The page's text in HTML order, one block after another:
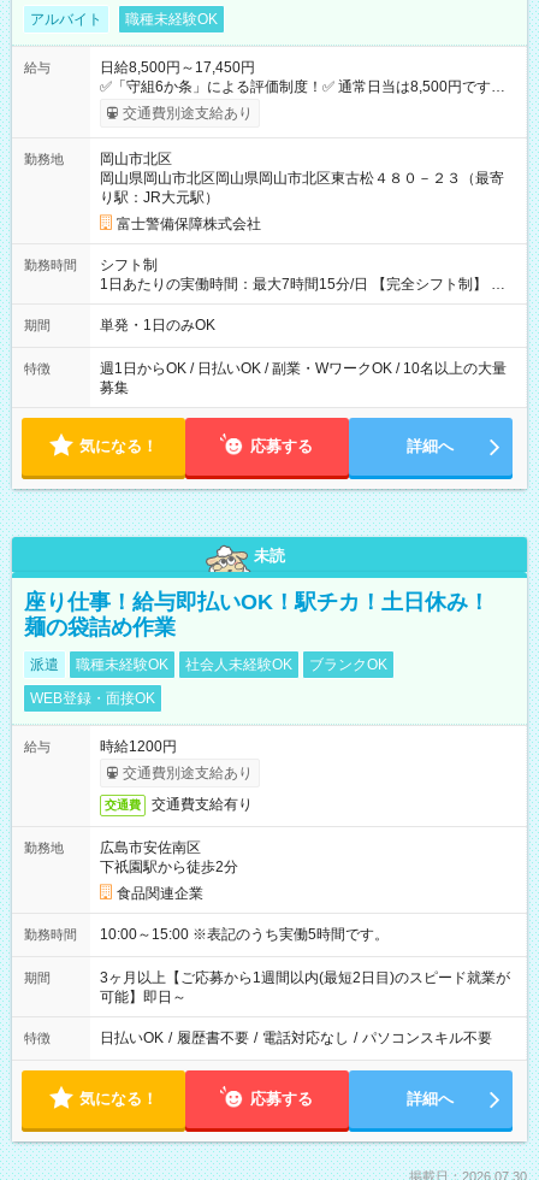
アルバイト 職種未経験OK
給与
日給8,500円～17,450円
✅「守組6か条」による評価制度！✅ 通常日当は8,500円ですが
上記評価制度により「S級隊員」と認定されれば10,000円の日当
を支給します。 (1)上記勤務者が交通2級資格者の場合10,000円
14,375円 (3)上記現場が日祝深夜の場合 17,250円 (4)上記勤務
者が現場までの運転者の場合17,250+200円＝17,450円 -----------
------------------------------- *最高日当額 17,450円* ---------------------
--------------------- より上位の資格取得やリーダー手当を取得する
と ”さらに”加算されます！ ※日当支給時振込手数料等は一切あ
交通費別途支給あり
勤務地
岡山市北区
岡山県岡山市北区岡山県岡山市北区東古松４８０－２３（最寄
り駅：JR大元駅）
富士警備保障株式会社
勤務時間
シフト制
1日あたりの実働時間：最大7時間15分/日 【完全シフト制】 例
(1) 8：00~17:00（休憩１h） 例(2) 13:00~16:00（早上がりでも
全額支給！） 例(3) 21:00~5:00（夜勤なら日当1.25倍！！）
期間 単発・1日のみOK
特徴
週1日からOK / 日払いOK / 副業・WワークOK / 10名以上の大量
募集
気になる！ 応募する 詳細へ
未読
座り仕事！給与即払いOK！駅チカ！土日休み！
麺の袋詰め作業
派遣 職種未経験OK 社会人未経験OK
ブランクOK
WEB登録・面接OK
給与
時給1200円
交通費別途支給あり
交通費 交通費支給有り
勤務地
広島市安佐南区
下祇園駅から徒歩2分
食品関連企業
勤務時間 10:00～15:00 ※表記のうち実働5時間です。
期間
3ヶ月以上【ご応募から1週間以内(最短2日目)のスピード就業が
可能】即日～
特徴 日払いOK / 履歴書不要 / 電話対応なし / パソコンスキル不要
気になる！ 応募する 詳細へ
掲載日：2026.07.30